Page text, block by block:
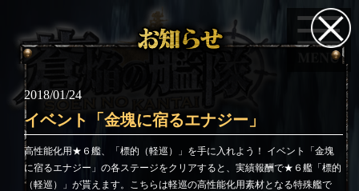
2018/01/24
イベント「金塊に宿るエナジー」
高性能化用★６艦、「標的（軽巡）」を手に入れよう！
イベント「金塊
に宿るエナジー」の各ステージをクリアすると、実績報酬で★６艦「標的
（軽巡）」が貰えます。こちらは軽巡の高性能化用素材となる特殊艦で